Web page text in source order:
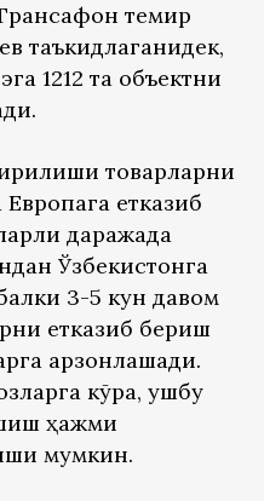
темир
таъкидлаганидек,
1212 та объектни
товарларни
етказиб
даражада
Ўзбекистонга
3-5 кун давом
етказиб бериш
арзонлашади.
кўра, ушбу
ҳажми
мумкин.